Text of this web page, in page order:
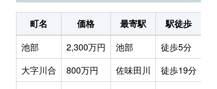
町名 価格 最寄駅 駅徒歩
池部
2,300万円 池部 徒歩5分
大字川合
800万円 佐味田川 徒歩19分